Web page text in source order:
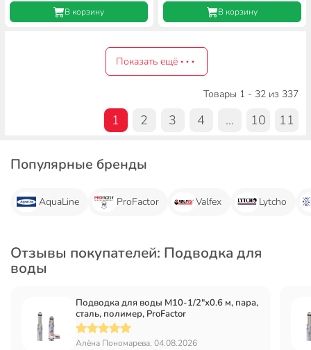
В корзину В корзину
Показать ещё
Товары 1 - 32 из 337
1 2 3 4 ... 10 11
Популярные бренды
AquaLine ProFactor Valfex Lytcho
Отзывы покупателей: Подводка для
воды
Подводка для воды М10-1/2"х0.6 м, пара,
сталь, полимер, ProFactor
Алёна Пономарева, 04.08.2026